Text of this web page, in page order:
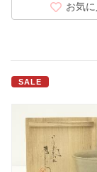
お気に
SALE